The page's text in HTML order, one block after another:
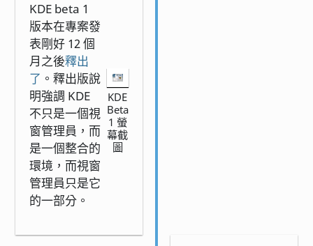
KDE beta 1
版本在專案發
表剛好 12 個
月之後釋出
了 。釋出版說
明強調 KDE
不只是一個視
窗管理員，而
是一個整合的
環境，而視窗
管理員只是它
的一部分。
KDE
Beta
1 螢
幕截
圖